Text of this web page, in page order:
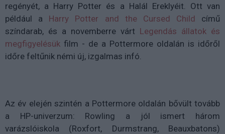
regényét, a Harry Potter és a Halál Ereklyéit. Ott van
például a Harry Potter and the Cursed Child című
színdarab, és a novemberre várt Legendás állatok és
megfigyelésük film - de a Pottermore oldalán is időről
időre feltűnik némi új, izgalmas infó.
Az év elején szintén a Pottermore oldalán bővült tovább
a HP-univerzum: Rowling a jól ismert három
varázslóiskola (Roxfort, Durmstrang, Beauxbatons)